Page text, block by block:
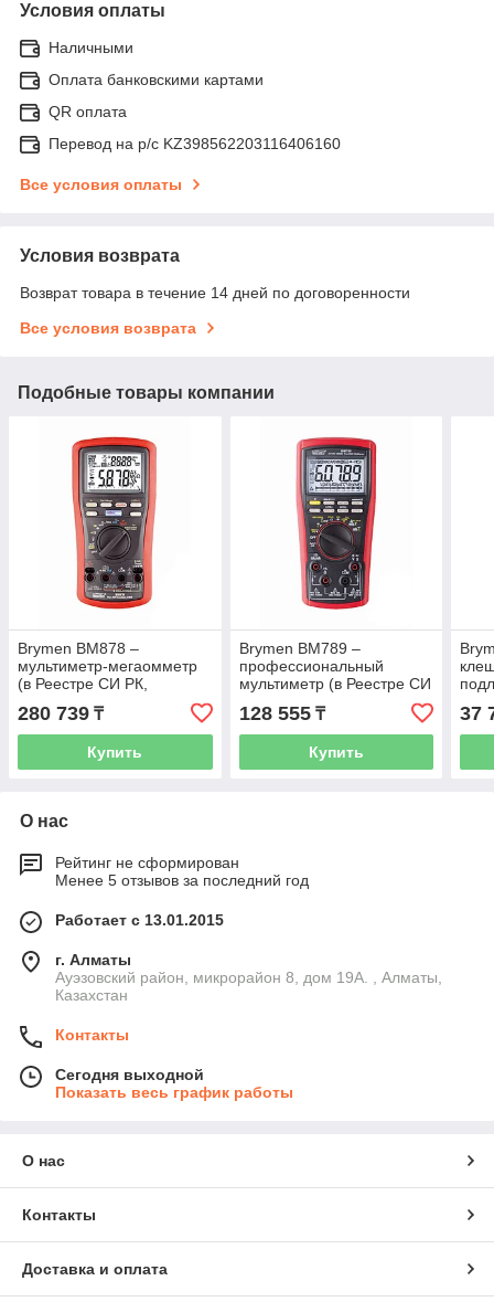
Условия оплаты
Наличными
Оплата банковскими картами
QR оплата
Перевод на р/с KZ398562203116406160
Все условия оплаты
Условия возврата
Возврат товара в течение 14 дней по договоренности
Все условия возврата
Подобные товары компании
Brymen BM878 –
мультиметр-мегаомметр
(в Реестре СИ РК,
280 739 ₸
Купить
Brymen BM789 –
профессиональный
мультиметр (в Реестре СИ
128 555₸
Купить
37
О нас
Рейтинг не сформирован
Менее 5 отзывов за последний год
Работает с 13.01.2015
г. Алматы
Ауэзовский район, микрорайон 8, дом 19А. , Алматы,
Казахстан
Контакты
Сегодня выходной
Показать весь график работы
О нас
Контакты
Доставка и оплата